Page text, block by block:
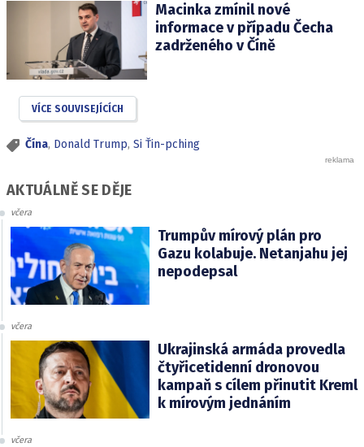
Macinka zmínil nové
informace v případu Čecha
zadrženého v Číně
VÍCE SOUVISEJÍCÍCH
Čína, Donald Trump, Si Ťin-pching
AKTUÁLNĚ SE DĚJE
včera
Trumpův mírový plán pro
Gazu kolabuje. Netanjahu jej
nepodepsal
včera
Ukrajinská armáda provedla
čtyřicetidenní dronovou
kampaň s cílem přinutit Kreml
k mírovým jednáním
včera